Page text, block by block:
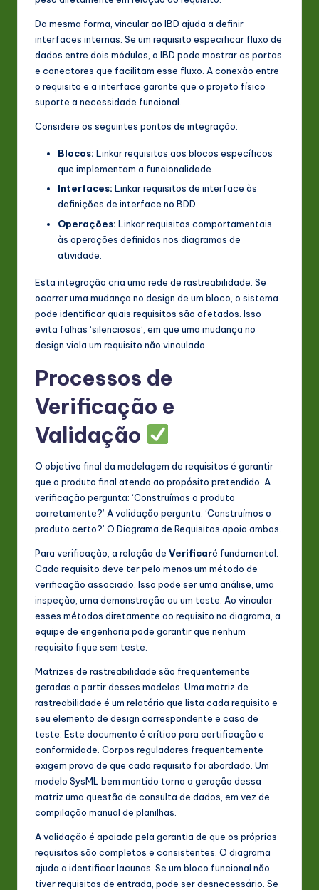
Da mesma forma, vincular ao IBD ajuda a definir
interfaces internas. Se um requisito especificar fluxo de
dados entre dois módulos, o IBD pode mostrar as portas
e conectores que facilitam esse fluxo. A conexão entre
o requisito e a interface garante que o projeto físico
suporte a necessidade funcional.
Considere os seguintes pontos de integração:
Blocos: Linkar requisitos aos blocos específicos
que implementam a funcionalidade.
Interfaces: Linkar requisitos de interface às
definições de interface no BDD.
Operações: Linkar requisitos comportamentais
às operações definidas nos diagramas de
atividade.
Esta integração cria uma rede de rastreabilidade. Se
ocorrer uma mudança no design de um bloco, o sistema
pode identificar quais requisitos são afetados. Isso
evita falhas ‘silenciosas’, em que uma mudança no
design viola um requisito não vinculado.
Processos de
Verificação e
Validação
O objetivo final da modelagem de requisitos é garantir
que o produto final atenda ao propósito pretendido. A
verificação pergunta: ‘Construímos o produto
corretamente?’ A validação pergunta: ‘Construímos o
produto certo?’ O Diagrama de Requisitos apoia ambos.
Para verificação, a relação de Verificaré fundamental.
Cada requisito deve ter pelo menos um método de
verificação associado. Isso pode ser uma análise, uma
inspeção, uma demonstração ou um teste. Ao vincular
esses métodos diretamente ao requisito no diagrama, a
equipe de engenharia pode garantir que nenhum
requisito fique sem teste.
Matrizes de rastreabilidade são frequentemente
geradas a partir desses modelos. Uma matriz de
rastreabilidade é um relatório que lista cada requisito e
seu elemento de design correspondente e caso de
teste. Este documento é crítico para certificação e
conformidade. Corpos reguladores frequentemente
exigem prova de que cada requisito foi abordado. Um
modelo SysML bem mantido torna a geração dessa
matriz uma questão de consulta de dados, em vez de
compilação manual de planilhas.
A validação é apoiada pela garantia de que os próprios
requisitos são completos e consistentes. O diagrama
ajuda a identificar lacunas. Se um bloco funcional não
tiver requisitos de entrada, pode ser desnecessário. Se